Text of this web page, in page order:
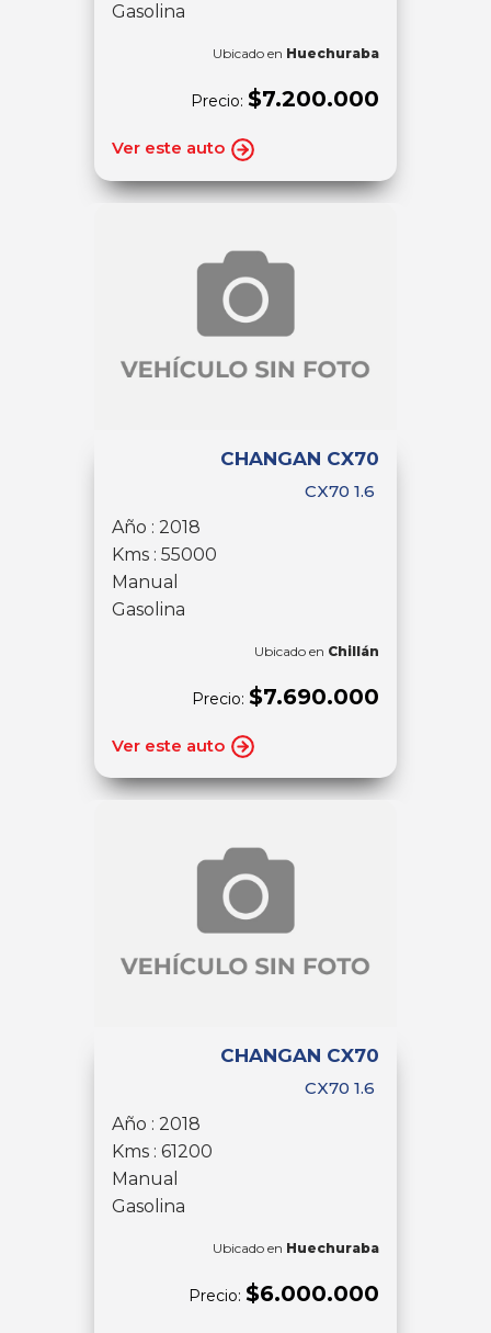
Gasolina
Ubicado en Huechuraba
Precio: $7.200.000
Ver este auto
CHANGAN CX70
CX70 1.6
Año : 2018
Kms : 55000
Manual
Gasolina
Ubicado en Chillán
Precio: $7.690.000
Ver este auto
CHANGAN CX70
CX70 1.6
Año : 2018
Kms : 61200
Manual
Gasolina
Ubicado en Huechuraba
Precio: $6.000.000